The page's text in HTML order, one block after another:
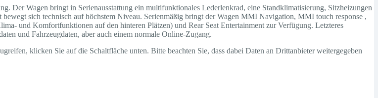
Der Wagen bringt in Serienausstattung ein multifunktionales Lederlenkrad, eine Standklimatisierung, Sitzheizungen
sich technisch auf höchstem Niveau. Serienmäßig bringt der Wagen MMI Navigation, MMI touch response ,
und Komfortfunktionen auf den hinteren Plätzen) und Rear Seat Entertainment zur Verfügung. Letzteres
und Fahrzeugdaten, aber auch einem normale Online-Zugang.
klicken Sie auf die Schaltfläche unten. Bitte beachten Sie, dass dabei Daten an Drittanbieter weitergegeben